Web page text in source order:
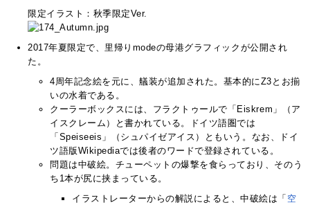
限定イラスト：秋季限定Ver.
2017年夏限定で、里帰りmodeの母港グラフィックが公開され
た。
4周年記念絵を元に、艤装が追加された。基本的にZ3とお揃
いの水着である。
クーラーボックスには、フラクトゥールで「Eiskrem」（ア
イスクレーム）と書かれている。ドイツ語圏では
「Speiseeis」（シュパイゼアイス）ともいう。なお、ドイ
ツ語版Wikipediaでは後者のワードで登録されている。
問題は中破絵。チューペットの爆撃を食らっており、そのう
ち1本が尻に挟まっている。
イラストレーターからの解説によると、中破絵は「 空